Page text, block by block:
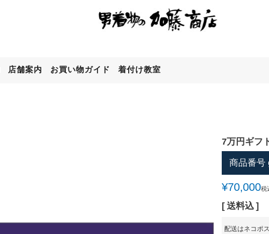
店舗案内 お買い物ガイド 着付け教室
7万円ギフ
商品番号
¥70,000税
送料込
配送はネコポ